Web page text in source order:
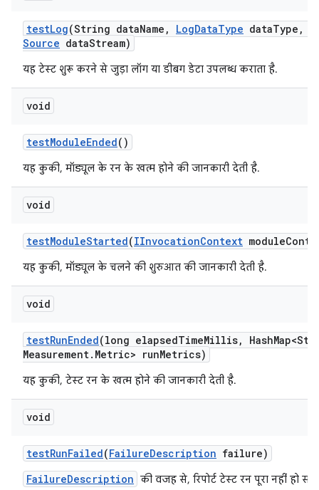
testLog(String dataName , LogDataType dataType ,
Source dataStream)
यह टेस्ट शुरू करने से जुड़ा लॉग या डीबग डेटा उपलब्ध कराता है.
void
testModuleEnded()
यह कुकी, मॉड्यूल के रन के खत्म होने की जानकारी देती है.
void
testModuleStarted(IInvocationContext module
यह कुकी, मॉड्यूल के चलने की शुरुआत की जानकारी देती है.
void
testRunEnded(long elapsedTimeMillis, Hash
Measurement. Metric> runMetrics)
यह कुकी, टेस्ट रन के खत्म होने की जानकारी देती है.
void
testRunFailed(FailureDescription failure)
FailureDescription की वजह से, रिपोर्ट टेस्ट रन पूरा नहीं हो